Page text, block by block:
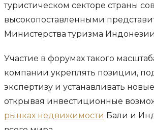
туристическом секторе страны
высокопоставленными
Министерства туризма
Участие в форумах такого
компании укреплять позиции,
экспертизу и устанавливать
открывая инвестиционные
рынках недвижимости Бали и